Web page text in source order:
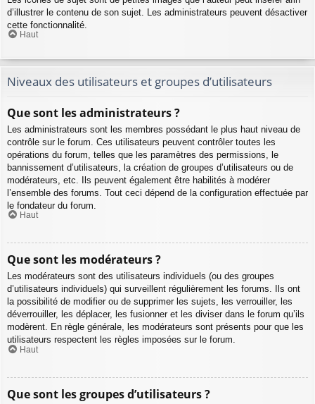
d’illustrer le contenu de son sujet. Les administrateurs peuvent désactiver
cette fonctionnalité.
Haut
Niveaux des utilisateurs et groupes d’utilisateurs
Que sont les administrateurs ?
Les administrateurs sont les membres possédant le plus haut niveau de
contrôle sur le forum. Ces utilisateurs peuvent contrôler toutes les
opérations du forum, telles que les paramètres des permissions, le
bannissement d’utilisateurs, la création de groupes d’utilisateurs ou de
modérateurs, etc. Ils peuvent également être habilités à modérer
l’ensemble des forums. Tout ceci dépend de la configuration effectuée par
le fondateur du forum.
Haut
Que sont les modérateurs ?
Les modérateurs sont des utilisateurs individuels (ou des groupes
d’utilisateurs individuels) qui surveillent régulièrement les forums. Ils ont
la possibilité de modifier ou de supprimer les sujets, les verrouiller, les
déverrouiller, les déplacer, les fusionner et les diviser dans le forum qu’ils
modèrent. En règle générale, les modérateurs sont présents pour que les
utilisateurs respectent les règles imposées sur le forum.
Haut
Que sont les groupes d’utilisateurs ?